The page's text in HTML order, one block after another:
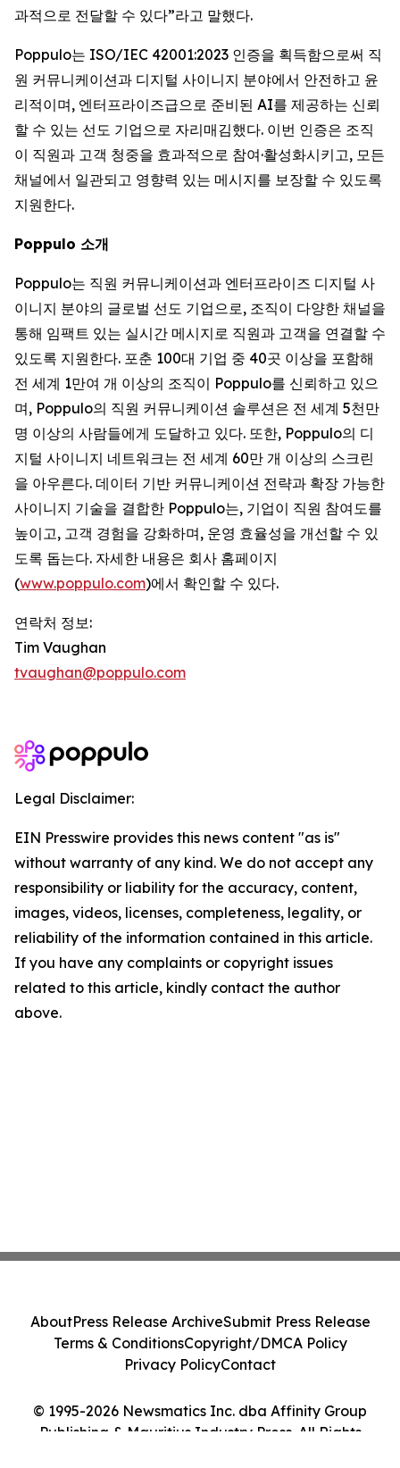
과적으로 전달할 수 있다”라고 말했다.
Poppulo는 ISO/IEC 42001:2023 인증을 획득함으로써 직
원 커뮤니케이션과 디지털 사이니지 분야에서 안전하고 윤
리적이며, 엔터프라이즈급으로 준비된 AI를 제공하는 신뢰
할 수 있는 선도 기업으로 자리매김했다. 이번 인증은 조직
이 직원과 고객 청중을 효과적으로 참여·활성화시키고, 모든
채널에서 일관되고 영향력 있는 메시지를 보장할 수 있도록
지원한다.
Poppulo 소개
Poppulo는 직원 커뮤니케이션과 엔터프라이즈 디지털 사
이니지 분야의 글로벌 선도 기업으로, 조직이 다양한 채널을
통해 임팩트 있는 실시간 메시지로 직원과 고객을 연결할 수
있도록 지원한다. 포춘 100대 기업 중 40곳 이상을 포함해
전 세계 1만여 개 이상의 조직이 Poppulo를 신뢰하고 있으
며, Poppulo의 직원 커뮤니케이션 솔루션은 전 세계 5천만
명 이상의 사람들에게 도달하고 있다. 또한, Poppulo의 디
지털 사이니지 네트워크는 전 세계 60만 개 이상의 스크린
을 아우른다. 데이터 기반 커뮤니케이션 전략과 확장 가능한
사이니지 기술을 결합한 Poppulo는, 기업이 직원 참여도를
높이고, 고객 경험을 강화하며, 운영 효율성을 개선할 수 있
도록 돕는다. 자세한 내용은 회사 홈페이지
(www.poppulo.com)에서 확인할 수 있다.
연락처 정보:
Tim Vaughan
tvaughan@poppulo.com
Legal Disclaimer:
EIN Presswire provides this news content "as is"
without warranty of any kind. We do not accept any
responsibility or liability for the accuracy, content,
images, videos, licenses, completeness, legality, or
reliability of the information contained in this article.
If you have any complaints or copyright issues
related to this article, kindly contact the author
above.
© 1995-2026 Newsmatics Inc. dba Affinity Group
Publishing & Mauritius Industry Press. All Rights
AboutPress Release ArchiveSubmit Press Release
Terms & ConditionsCopyright/DMCA Policy
Privacy PolicyContact